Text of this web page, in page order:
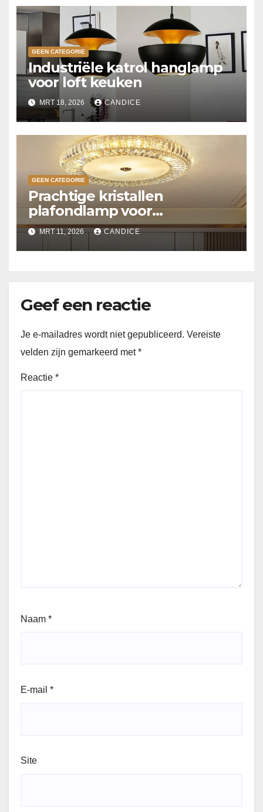
GEEN CATEGORIE
Industriële katrol hanglamp
voor loft keuken
MRT 18, 2026 CANDICE
GEEN CATEGORIE
Prachtige kristallen
plafondlamp voor
slaapkamer
MRT 11, 2026 CANDICE
Geef een reactie
Je e-mailadres wordt niet gepubliceerd. Vereiste
velden zijn gemarkeerd met*
Reactie *
Naam *
E-mail *
Site